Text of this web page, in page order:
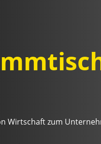
Wirtschaft zum